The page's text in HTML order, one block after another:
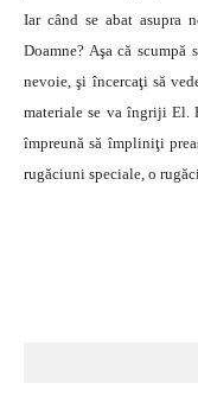
Iar când se abat asupra
Doamne? Aşa că
nevoie, şi încercaţi să
materiale se va îngriji El.
împreună să împliniţi
rugăciuni speciale, o